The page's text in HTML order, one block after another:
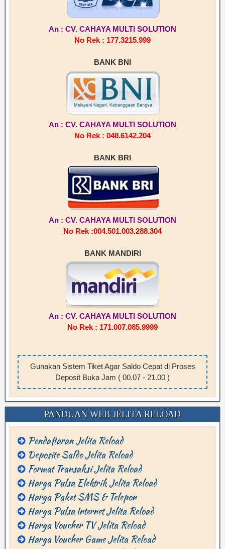
An : CV. CAHAYA MULTI SOLUTION
No Rek : 177.3215.999
BANK BNI
An : CV. CAHAYA MULTI SOLUTION
No Rek : 048.6142.204
BANK BRI
An : CV. CAHAYA MULTI SOLUTION
No Rek :004.501.003.288.304
BANK MANDIRI
An : CV. CAHAYA MULTI SOLUTION
No Rek : 171.007.085.9999
Gunakan Sistem Tiket Agar Saldo Cepat di Proses
Deposit Buka Jam ( 00.07 - 21.00 )
PANDUAN WEB JELITA RELOAD
Pendaftaran Jelita Reload
Deposite Saldo Jelita Reload
Format Transaksi Jelita Reload
Harga Pulsa Elektrik Jelita Reload
Harga Paket SMS & Telepon
Harga Pulsa Internet Jelita Reload
Harga Voucher TV Jelita Reload
Harga Voucher Game Jelita Reload